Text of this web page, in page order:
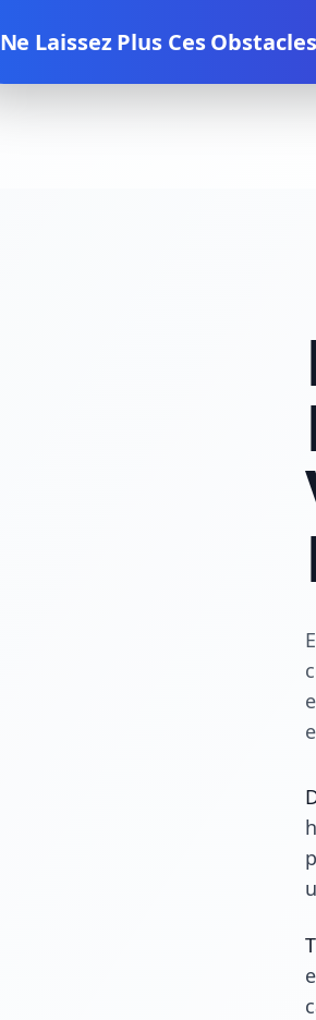
Ne Laissez Plus Ces